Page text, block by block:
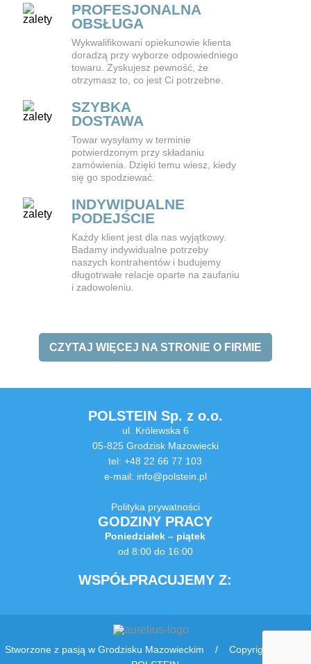
PROFESJONALNA
OBSŁUGA
Wykwalifikowani opiekunowie klienta
doradzą przy wyborze odpowiedniego
towaru. Zyskujesz pewność, że
otrzymasz to, co jest Ci potrzebne.
SZYBKA
DOSTAWA
Towar wysyłamy w terminie
potwierdzonym przy składaniu
zamówienia. Dzięki temu wiesz, kiedy
się go spodziewać.
INDYWIDUALNE
PODEJŚCIE
Każdy klient jest dla nas wyjątkowy.
Badamy indywidualne potrzeby
naszych kontrahentów i budujemy
długotrwałe relacje oparte na zaufaniu
i zadowoleniu.
CZYTAJ WIĘCEJ NA STRONIE O FIRMIE
POLSTEIN Sp. z o.o.
ul. Królewska 6
05-825 Grodzisk Mazowiecki
tel: +48 22 66 77 103
e-mail: info@polstein.pl
Polityka prywatności
GODZINY PRACY
Poniedziałek – piątek
od 8:00 do 16:00
WSPÓŁPRACUJEMY Z:
Stworzone z pasją w Grodzisku Mazowieckim / Copyright © 2016